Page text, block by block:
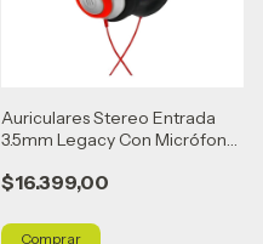
Auriculares Stereo Entrada
3.5mm Legacy Con Micrófono
$16.399,00